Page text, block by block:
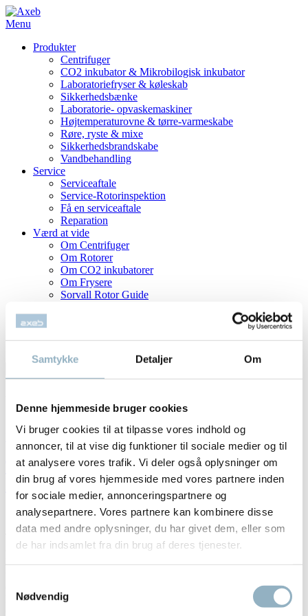
Samtykke Detaljer Om
Denne hjemmeside bruger cookies
Vi bruger cookies til at tilpasse vores indhold og
annoncer, til at vise dig funktioner til sociale medier og til
at analysere vores trafik. Vi deler også oplysninger om
din brug af vores hjemmeside med vores partnere inden
for sociale medier, annonceringspartnere og
analysepartnere. Vores partnere kan kombinere disse
data med andre oplysninger, du har givet dem, eller som
de har indsamlet fra din brug af deres tjenester.
Nødvendig
Menu
Produkter
Centrifuger
CO2 inkubator & Mikrobilogisk inkubator
Laboratoriefryser & køleskab
Sikkerhedsbænke
Laboratorie- opvaskemaskiner
Højtemperaturovne & tørre-varmeskabe
Røre, ryste & mixe
Sikkerhedsbrandskabe
Vandbehandling
Service
Serviceaftale
Service-Rotorinspektion
Få en serviceaftale
Reparation
Værd at vide
Om Centrifuger
Om Rotorer
Om CO2 inkubatorer
Om Frysere
Sorvall Rotor Guide
Blog
Om Axeb
Kontakt
efter
RC BIOs
Hjem
Thermo BIOS centrifuge med stor
kapacitet til bioprocesser
Thermo Scientific BIOS 16 & BIOS A centrifuger Højkapacitets
centrifuger til bioprocessering og laboratorier Thermo Scientific
BIOS 16 og BIOS A er avancerede laboratorie centrifuger designet
energieffektiv drift og intuitiv betjening er de ideelle til moderne
laboratoriemiljøer. Bæredygtig og energieffektiv teknologi Med
Læs mere »